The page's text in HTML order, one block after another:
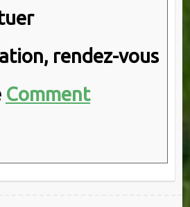
rendez-vous
Comment